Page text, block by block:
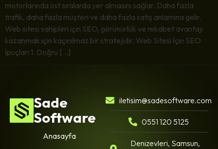
motorlarında üst sıralarda yer almasını sağlar. Daha fazla
trafik, daha fazla müşteri ve daha fazla satış anlamına gelir.
Web sitesi sahipleri için SEO, görünürlük ve rekabet avantajı
kazanmak için kaçınılmaz bir stratejidir. Web Sitesi İçin SEO
İpuçları 1. Doğru […]
Sade
Software
Anasayfa
iletisim@sadesoftware.com
0551 120 5125
Denizevleri, Samsun,